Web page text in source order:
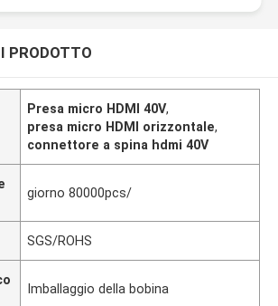
PRODOTTO
Presa micro HDMI 40V,
presa micro HDMI orizzontale,
connettore a spina hdmi 40V
giorno 80000pcs/
SGS/ROHS
Imballaggio della bobina